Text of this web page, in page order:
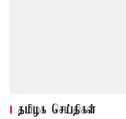
தமிழக செய்திகள்